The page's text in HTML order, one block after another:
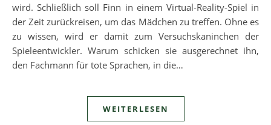
wird. Schließlich soll Finn in einem Virtual-Reality-Spiel in
der Zeit zurückreisen, um das Mädchen zu treffen. Ohne es
zu wissen, wird er damit zum Versuchskaninchen der
Spieleentwickler. Warum schicken sie ausgerechnet ihn,
den Fachmann für tote Sprachen, in die…
WEITERLESEN